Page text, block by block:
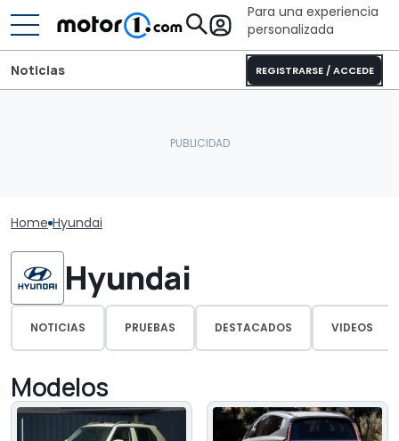
Para una experiencia
personalizada
REGISTRARSE / ACCEDE
Noticias
Home Hyundai
Hyundai
NOTICIAS PRUEBAS DESTACADOS VIDEOS
Modelos